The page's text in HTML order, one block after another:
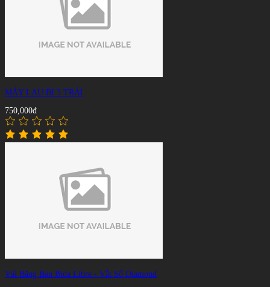
MÁY LAU BI 3 TRÁI
750,000đ
Vải Băng Bàn Bida Libre - Vắt Sổ Diamond